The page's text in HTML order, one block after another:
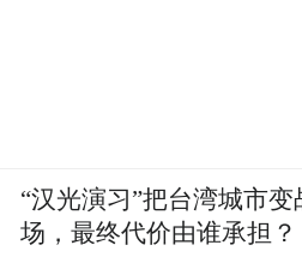
“汉光演习”把台湾城市变
场，最终代价由谁承担？